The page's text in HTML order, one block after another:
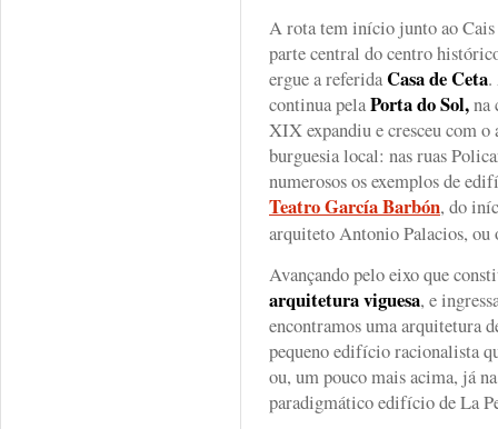
A rota tem início junto ao Cais
parte central do centro
ergue a referidaCasa de Ceta.
continua pelaPorta do Sol,na
XIX expandiu e cresceu com
burguesia local: nas ruas
numerosos os exemplos de
Teatro García Barbón, do
arquiteto Antonio Palacios, ou
Avançando pelo eixo que
arquitetura viguesa, e
encontramos uma arquitetura
pequeno edifício racionalista
ou, um pouco mais acima, já
paradigmático edifício de La